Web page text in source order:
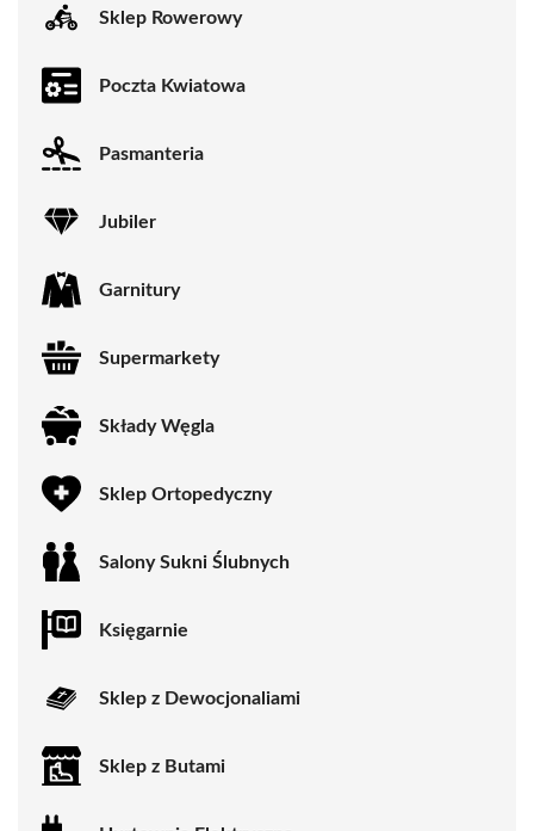
Sklep Rowerowy
Poczta Kwiatowa
Pasmanteria
Jubiler
Garnitury
Supermarkety
Składy Węgla
Sklep Ortopedyczny
Salony Sukni Ślubnych
Księgarnie
Sklep z Dewocjonaliami
Sklep z Butami